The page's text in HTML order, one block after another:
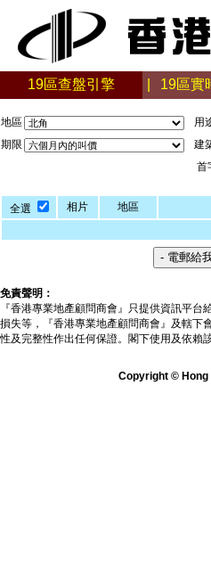
19區查盤引擎 19區實
地區 用
期限
建
首
全選 相片 地區
免責聲明：
『香港專業地產顧問商會』只提供資訊平
損失等，『香港專業地產顧問商會』及轄下
性及完整性作出任何保證。閣下使用及依賴
Copyright ©